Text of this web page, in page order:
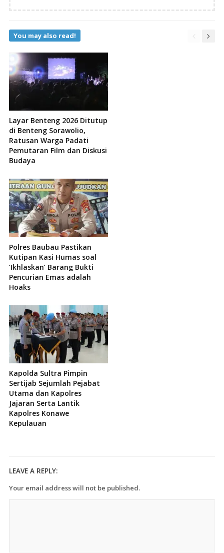
You may also read!
Layar Benteng 2026 Ditutup
di Benteng Sorawolio,
Ratusan Warga Padati
Pemutaran Film dan Diskusi
Budaya
Polres Baubau Pastikan
Kutipan Kasi Humas soal
‘Ikhlaskan’ Barang Bukti
Pencurian Emas adalah
Hoaks
Kapolda Sultra Pimpin
Sertijab Sejumlah Pejabat
Utama dan Kapolres
Jajaran Serta Lantik
Kapolres Konawe
Kepulauan
LEAVE A REPLY:
Your email address will not be published.